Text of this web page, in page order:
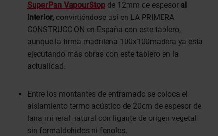
SuperPan VapourStop de 12mm de espesor al
interior, convirtiéndose así en LA PRIMERA
CONSTRUCCION en España con este tablero,
aunque la firma madrileña 100x100madera ya está
ejecutando más obras con este tablero en la
actualidad.
Entre los montantes de entramado se coloca el
aislamiento termo acústico de 20cm de espesor de
lana mineral natural con ligante de origen vegetal
sin formaldehidos ni fenoles.